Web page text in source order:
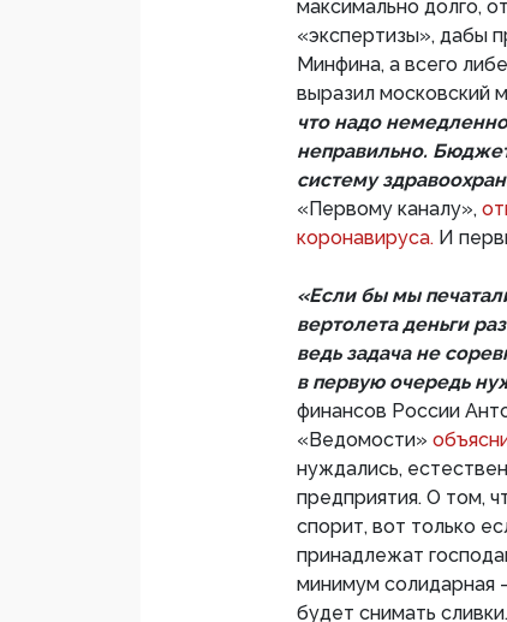
максимально долго,
«экспертизы», дабы
Минфина, а всего
выразил московский
что надо
неправильно.
систему
«Первому каналу»,
коронавируса. И
«Если бы мы
вертолета деньги
ведь задача не
в первую очередь
финансов России
«Ведомости»
нуждались,
предприятия. О том,
спорит, вот только
принадлежат
минимум солидарная
будет снимать